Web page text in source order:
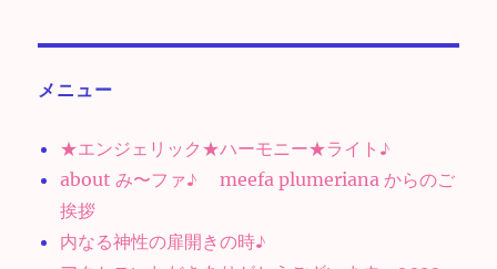
メニュー
★エンジェリック★ハーモニー★ライト♪
about み〜ファ♪ meefa plumeriana からのご
挨拶
内なる神性の扉開きの時♪